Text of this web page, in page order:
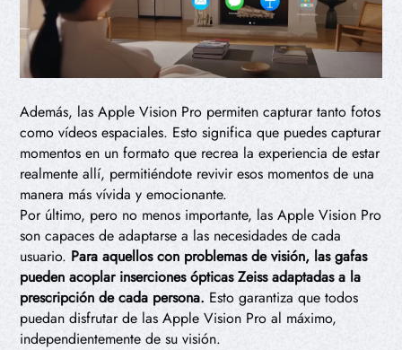
Además, las Apple Vision Pro permiten capturar tanto fotos
como vídeos espaciales. Esto significa que puedes capturar
momentos en un formato que recrea la experiencia de estar
realmente allí, permitiéndote revivir esos momentos de una
manera más vívida y emocionante.
Por último, pero no menos importante, las Apple Vision Pro
son capaces de adaptarse a las necesidades de cada
usuario. Para aquellos con problemas de visión, las gafas
pueden acoplar inserciones ópticas Zeiss adaptadas a la
prescripción de cada persona. Esto garantiza que todos
puedan disfrutar de las Apple Vision Pro al máximo,
independientemente de su visión.